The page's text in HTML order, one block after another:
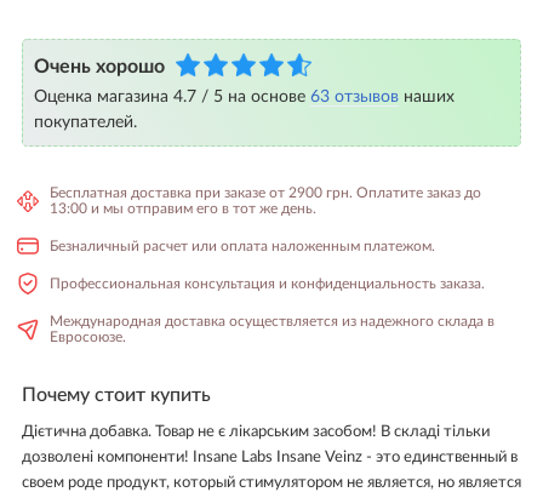
Очень хорошо
Оценка магазина 4.7 / 5 на основе 63 отзывов наших
покупателей.
Бесплатная доставка при заказе от 2900 грн. Оплатите заказ до
13:00 и мы отправим его в тот же день.
Безналичный расчет или оплата наложенным платежом.
Профессиональная консультация и конфиденциальность заказа.
Международная доставка осуществляется из надежного склада в
Евросоюзе.
Почему стоит купить
Дієтична добавка. Товар не є лікарським засобом! В складі тільки
дозволені компоненти! Insane Labs Insane Veinz - это единственный в
своем роде продукт, который стимулятором не является, но является